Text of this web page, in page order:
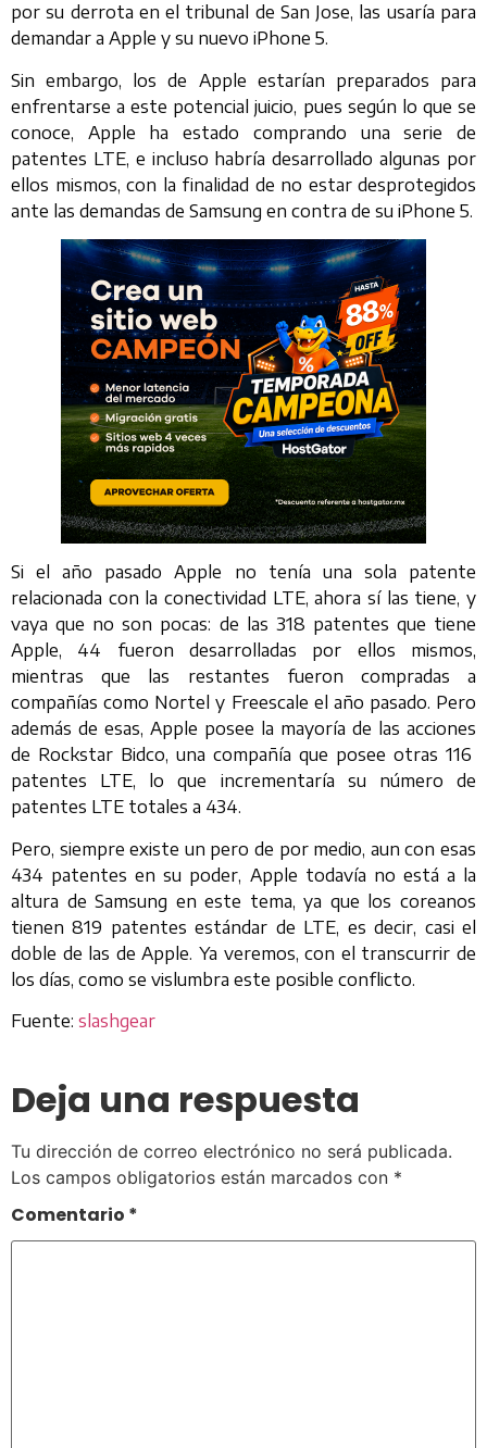
por su derrota en el tribunal de San Jose, las usaría para
demandar a Apple y su nuevo iPhone 5.
Sin embargo, los de Apple estarían preparados para
enfrentarse a este potencial juicio, pues según lo que se
conoce, Apple ha estado comprando una serie de
patentes LTE, e incluso habría desarrollado algunas por
ellos mismos, con la finalidad de no estar desprotegidos
ante las demandas de Samsung en contra de su iPhone 5.
Si el año pasado Apple no tenía una sola patente
relacionada con la conectividad LTE, ahora sí las tiene, y
vaya que no son pocas: de las 318 patentes que tiene
Apple, 44 fueron desarrolladas por ellos mismos,
mientras que las restantes fueron compradas a
compañías como Nortel y Freescale el año pasado. Pero
además de esas, Apple posee la mayoría de las acciones
de Rockstar Bidco, una compañía que posee otras 116
patentes LTE, lo que incrementaría su número de
patentes LTE totales a 434.
Pero, siempre existe un pero de por medio, aun con esas
434 patentes en su poder, Apple todavía no está a la
altura de Samsung en este tema, ya que los coreanos
tienen 819 patentes estándar de LTE, es decir, casi el
doble de las de Apple. Ya veremos, con el transcurrir de
los días, como se vislumbra este posible conflicto.
Fuente: slashgear
Deja una respuesta
Tu dirección de correo electrónico no será publicada.
Los campos obligatorios están marcados con *
Comentario *